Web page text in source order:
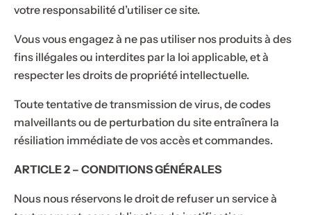
votre responsabilité d’utiliser ce site.
Vous vous engagez à ne pas utiliser nos produits à des
fins illégales ou interdites par la loi applicable, et à
respecter les droits de propriété intellectuelle.
Toute tentative de transmission de virus, de codes
malveillants ou de perturbation du site entraînera la
résiliation immédiate de vos accès et commandes.
ARTICLE 2 – CONDITIONS GÉNÉRALES
Nous nous réservons le droit de refuser un service à